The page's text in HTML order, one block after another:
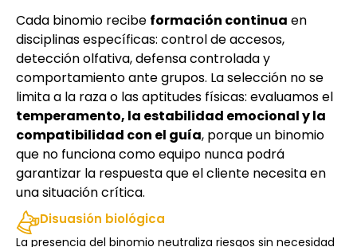
Cada binomio recibe formación continua en
disciplinas específicas: control de accesos,
detección olfativa, defensa controlada y
comportamiento ante grupos. La selección no se
limita a la raza o las aptitudes físicas: evaluamos el
temperamento, la estabilidad emocional y la
compatibilidad con el guía, porque un binomio
que no funciona como equipo nunca podrá
garantizar la respuesta que el cliente necesita en
una situación crítica.
Disuasión biológica
La presencia del binomio neutraliza riesgos sin necesidad